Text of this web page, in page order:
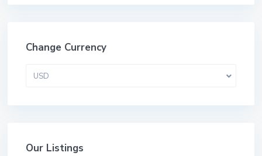
Change Currency
USD
Our Listings